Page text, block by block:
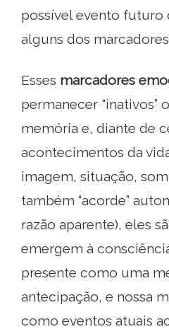
possível evento futuro
alguns dos
Esses marcadores
permanecer "inativos”
memória e, diante de
acontecimentos da
imagem, situação,
também “acorde”
razão aparente), eles
emergem à
presente como uma
antecipação, e nossa
como eventos atuais